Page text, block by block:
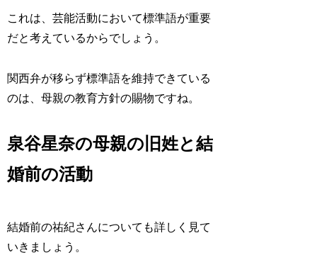
これは、芸能活動において標準語が重要
だと考えているからでしょう。
関西弁が移らず標準語を維持できている
のは、母親の教育方針の賜物ですね。
泉谷星奈の母親の旧姓と結
婚前の活動
結婚前の祐紀さんについても詳しく見て
いきましょう。